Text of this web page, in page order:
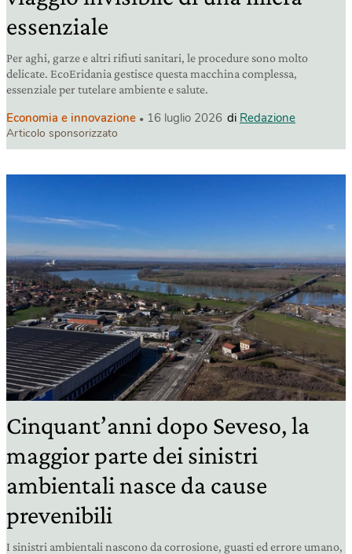
essenziale
Per aghi, garze e altri rifiuti sanitari, le procedure sono molto
delicate. EcoEridania gestisce questa macchina complessa,
essenziale per tutelare ambiente e salute.
Economia e innovazione 16 luglio 2026 di Redazione
Articolo sponsorizzato
Cinquant’anni dopo Seveso, la
maggior parte dei sinistri
ambientali nasce da cause
prevenibili
I sinistri ambientali nascono da corrosione, guasti ed errore umano,